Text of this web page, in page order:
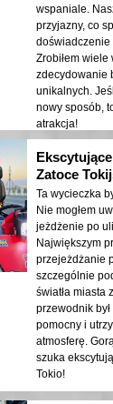
wspaniale.
przyjazny, co
doświadczenie
Zrobiłem wiele
zdecydowanie
unikalnych.
nowy sposób,
atrakcja!
Zatoce
Ta wycieczka
Nie mogłem
jeżdżenie po
Największym
przejeżdżanie
szczególnie
światła miasta
przewodnik
pomocny i
atmosferę.
szuka
Tokio!